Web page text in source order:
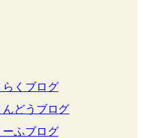
くブログ
どうブログ
ふブログ